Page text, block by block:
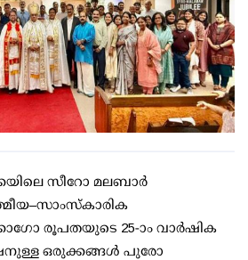
സീറോ മലബാർ
രൂപതയുടെ 25-ാം വാർഷിക
ഒരുക്കങ്ങൾ പുരോ​